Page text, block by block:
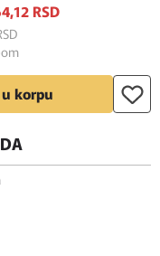
12 RSD
korpu